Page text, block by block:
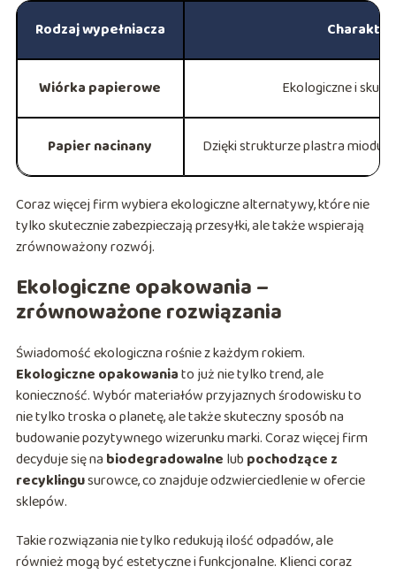
Rodzaj wypełniacza
Wiórka papierowe Ekologiczne i
Papier nacinany Dzięki strukturze plastra miodu
Coraz więcej firm wybiera ekologiczne alternatywy, które nie
tylko skutecznie zabezpieczają przesyłki, ale także wspierają
zrównoważony rozwój.
Ekologiczne opakowania –
zrównoważone rozwiązania
Świadomość ekologiczna rośnie z każdym rokiem.
Ekologiczne opakowaniato już nie tylko trend, ale
konieczność. Wybór materiałów przyjaznych środowisku to
nie tylko troska o planetę, ale także skuteczny sposób na
budowanie pozytywnego wizerunku marki. Coraz więcej firm
decyduje się na biodegradowalne lub pochodzące z
recyklingusurowce, co znajduje odzwierciedlenie w ofercie
sklepów.
Takie rozwiązania nie tylko redukują ilość odpadów, ale
również mogą być estetyczne i funkcjonalne. Klienci coraz